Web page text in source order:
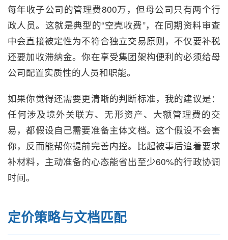
每年收子公司的管理费800万，但母公司只有两个行
政人员。这就是典型的“空壳收费”，在同期资料审查
中会直接被定性为不符合独立交易原则，不仅要补税
还要加收滞纳金。你在享受集团架构便利的必须给母
公司配置实质性的人员和职能。
如果你觉得还需要更清晰的判断标准，我的建议是：
任何涉及境外关联方、无形资产、大额管理费的交
易，都假设自己需要准备主体文档。这个假设不会害
你，反而能帮你提前完善内控。比起被事后追着要求
补材料，主动准备的心态能省出至少60%的行政协调
时间。
定价策略与文档匹配